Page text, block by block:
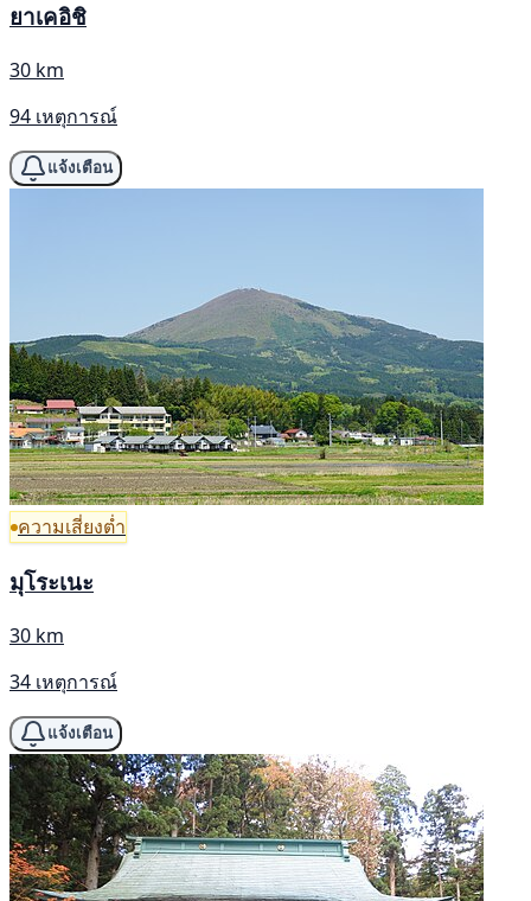
ยาเคอิชิ
30 km
94 เหตุการณ์
แจ้งเตือน
ความเสี่ยงต่ำ
มุโระเนะ
30 km
34 เหตุการณ์
แจ้งเตือน